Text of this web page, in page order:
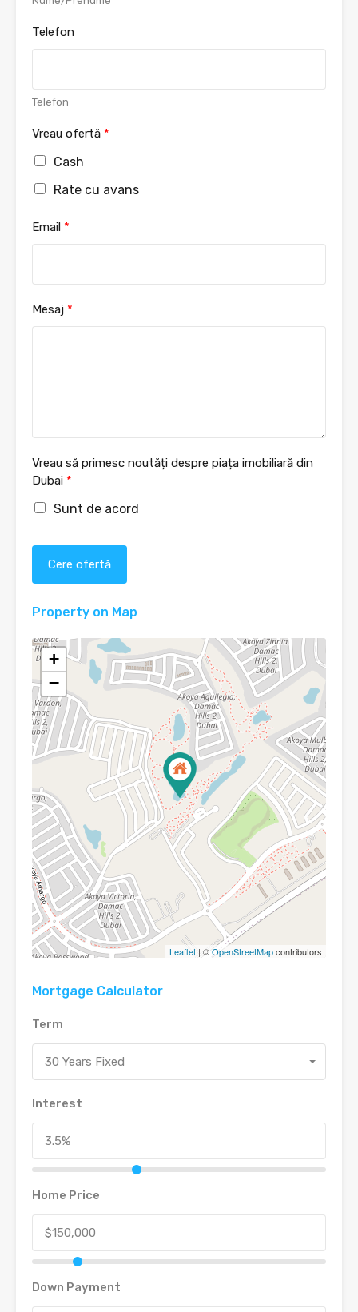
ta
tTelefon
Telefon
Vreau ofertă *
Cash
Rate cu avans
Email *
Mesaj *
Vreau să primesc noutăți despre piața imobiliară din
Dubai *
Sunt de acord
Cere ofertă
Property on Map
+
−
Leaflet | ©OpenStreetMapcontributors
Mortgage Calculator
Term
30 Years Fixed
Interest
Home Price
Down Payment